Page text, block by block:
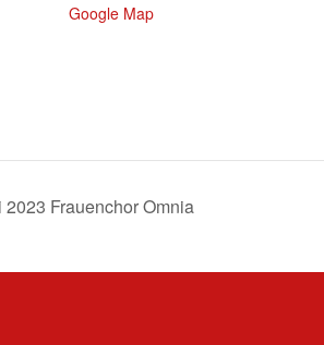
Google Map
Frauenchor Omnia